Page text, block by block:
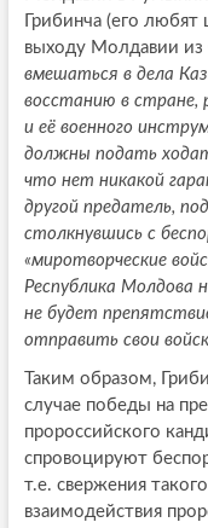
Грибинча (его
выходу Молдавии из
вмешаться в дела
восстанию в стране,
и её военного
должны подать
что нет никакой
другой предатель,
столкнувшись с
«миротворческие
Республика Молдова
не будет
отправить свои
Таким образом,
случае победы на
пророссийского
спровоцируют
т.е. свержения
взаимодействия